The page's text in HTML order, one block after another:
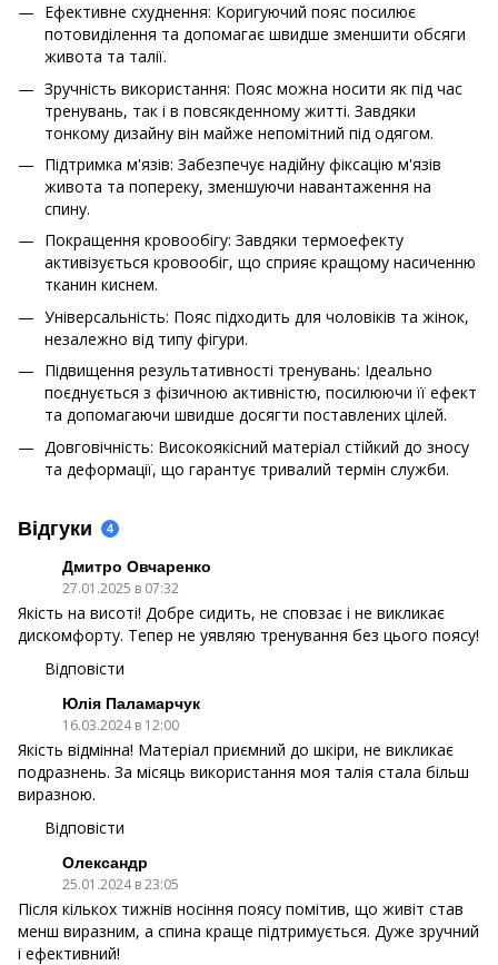
Ефективне схуднення: Коригуючий пояс посилює
потовиділення та допомагає швидше зменшити обсяги
живота та талії.
Зручність використання: Пояс можна носити як під час
тренувань, так і в повсякденному житті. Завдяки
тонкому дизайну він майже непомітний під одягом.
Підтримка м'язів: Забезпечує надійну фіксацію м'язів
живота та попереку, зменшуючи навантаження на
спину.
Покращення кровообігу: Завдяки термоефекту
активізується кровообіг, що сприяє кращому насиченню
тканин киснем.
Універсальність: Пояс підходить для чоловіків та жінок,
незалежно від типу фігури.
Підвищення результативності тренувань: Ідеально
поєднується з фізичною активністю, посилюючи її ефект
та допомагаючи швидше досягти поставлених цілей.
Довговічність: Високоякісний матеріал стійкий до зносу
та деформації, що гарантує тривалий термін служби.
Відгуки 4
Дмитро Овчаренко
27.01.2025 в 07:32
Якість на висоті! Добре сидить, не сповзає і не викликає
дискомфорту. Тепер не уявляю тренування без цього поясу!
Відповісти
Юлія Паламарчук
16.03.2024 в 12:00
Якість відмінна! Матеріал приємний до шкіри, не викликає
подразнень. За місяць використання моя талія стала більш
виразною.
Відповісти
Олександр
25.01.2024 в 23:05
Після кількох тижнів носіння поясу помітив, що живіт став
менш виразним, а спина краще підтримується. Дуже зручний
і ефективний!